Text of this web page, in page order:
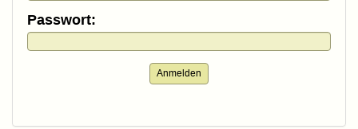
Passwort:
Anmelden